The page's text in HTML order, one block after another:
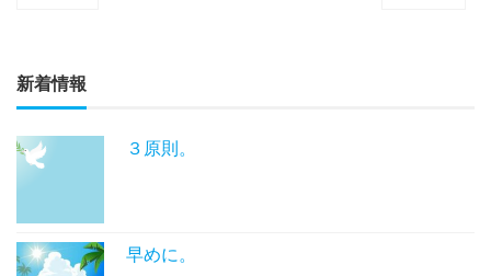
新着情報
３原則。
早めに。